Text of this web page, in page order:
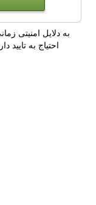
به دلایل امنیتی
احتیاج به تایید